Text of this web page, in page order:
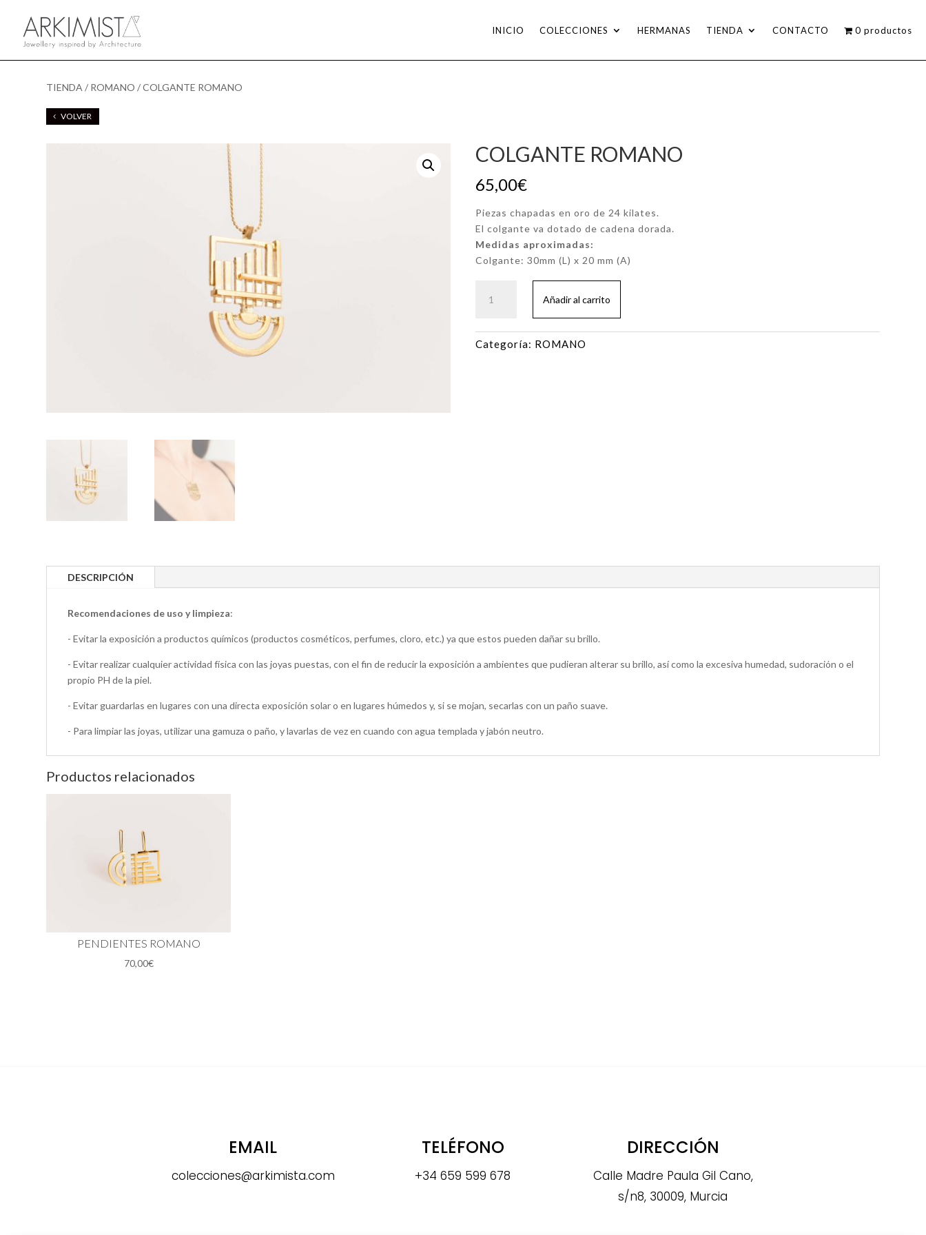
INICIO COLECCIONES HERMANAS TIENDA CONTACTO 0 productos
TIENDA / ROMANO / COLGANTE ROMANO
VOLVER
COLGANTE ROMANO
65,00€
Piezas chapadas en oro de 24 kilates.
El colgante va dotado de cadena dorada.
Medidas aproximadas:
Colgante: 30mm (L) x 20 mm (A)
ROMANO
Añadir al carrito
Categoría: ROMANO
DESCRIPCIÓN
Recomendaciones de uso y limpieza:
- Evitar la exposición a productos químicos (productos cosméticos, perfumes, cloro, etc.) ya que estos pueden dañar su brillo.
- Evitar realizar cualquier actividad física con las joyas puestas, con el fin de reducir la exposición a ambientes que pudieran alterar su brillo, así como la excesiva humedad, sudoración o el
propio PH de la piel.
- Evitar guardarlas en lugares con una directa exposición solar o en lugares húmedos y, si se mojan, secarlas con un paño suave.
- Para limpiar las joyas, utilizar una gamuza o paño, y lavarlas de vez en cuando con agua templada y jabón neutro.
Productos relacionados
PENDIENTES ROMANO
70,00€
EMAIL
colecciones@arkimista.com
TELÉFONO
+34 659 599 678
DIRECCIÓN
Calle Madre Paula Gil Cano,
s/n8, 30009, Murcia